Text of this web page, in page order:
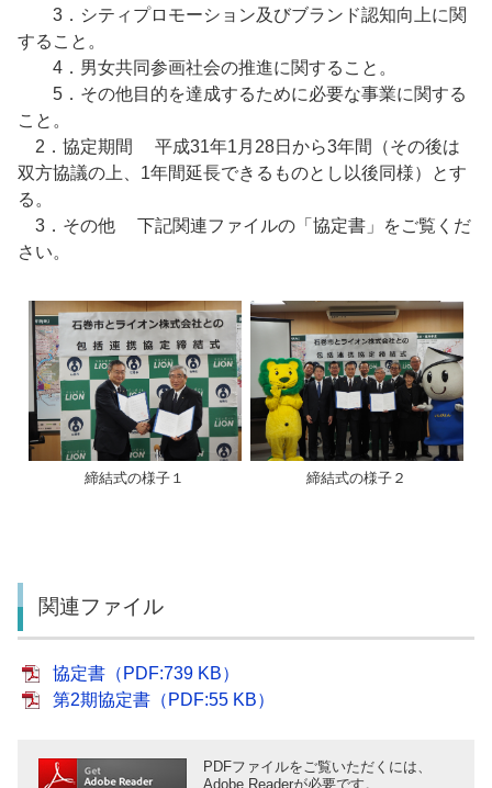
3．シティプロモーション及びブランド認知向上に関
すること。
4．男女共同参画社会の推進に関すること。
5．その他目的を達成するために必要な事業に関する
こと。
2．協定期間 平成31年1月28日から3年間（その後は
双方協議の上、1年間延長できるものとし以後同様）とす
る。
3．その他 下記関連ファイルの「協定書」をご覧くだ
さい。
締結式の様子１ 締結式の様子２
関連ファイル
協定書（PDF:739 KB）
第2期協定書（PDF:55 KB）
PDFファイルをご覧いただくには、
Adobe Readerが必要です。